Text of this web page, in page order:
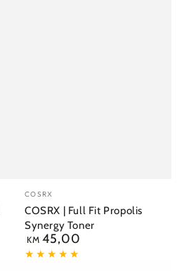
Dobavljač:
COSRX
COSRX | Full Fit Propolis
Synergy Toner
Redovna
cijena
KM 45,00